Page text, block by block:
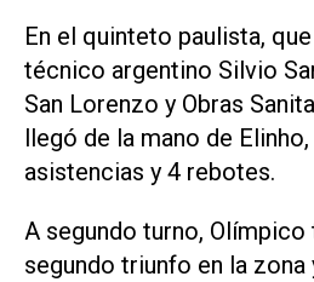
En el quinteto paulista,
técnico argentino Silvio
San Lorenzo y Obras
llegó de la mano de
asistencias y 4 rebotes.
A segundo turno,
segundo triunfo en la